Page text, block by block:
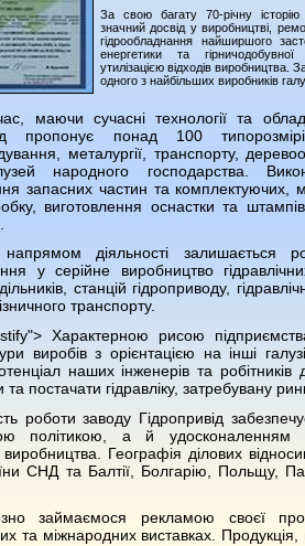
За свою багату 70-річну
значний досвід у виробництві,
гідрообладнання найширшого
енергетики та
утилізацією відходів виробництва.
одного з найбільших виробників
маючи сучасні технології та
пропонує понад 100
металургії, транспорту,
народного господарства.
запасних частин та комплектуючих,
виготовлення оснастки та
діяльності залишається
у серійне виробництво
станцій гідроприводу,
транспорту.
Характерною рисою
виробів з орієнтацією на інші
наших інженерів та робітників
та постачати гідравліку, затребувану
роботи заводу Гідропривід
політикою, а й удосконаленням
виробництва. Географія ділових
СНД та Балтії, Болгарію, Польщу,
займаємося рекламою своєї
та міжнародних виставках.